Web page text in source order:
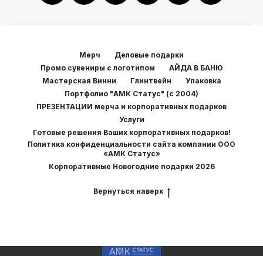
Мерч
Деловые подарки
Промо сувениры с логотипом
АЙДА В БАНЮ
Мастерская Винни
Глинтвейн
Упаковка
Портфолио "АМК Статус" (с 2004)
ПРЕЗЕНТАЦИИ мерча и корпоративных подарков
Услуги
Готовые решения Ваших корпоративных подарков!
Политика конфиденциальности сайта компании ООО
«АМК Статус»
Корпоративные Новогодние подарки 2026
Вернуться наверх